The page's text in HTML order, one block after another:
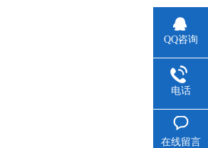
QQ咨询
电话
在线留言